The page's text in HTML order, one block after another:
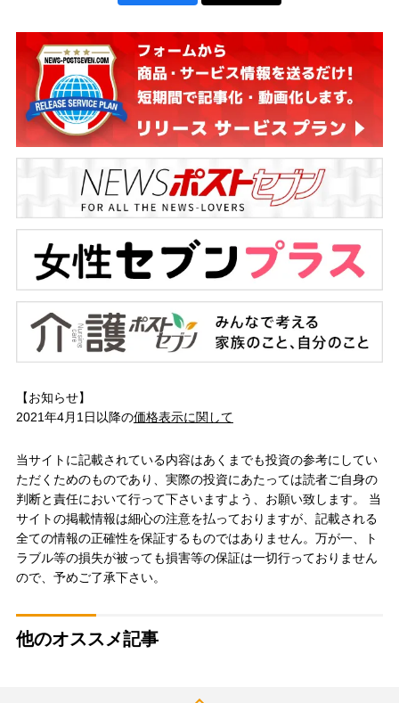
【お知らせ】
2021年4月1日以降の価格表示に関して
当サイトに記載されている内容はあくまでも投資の参考にしてい
ただくためのものであり、実際の投資にあたっては読者ご自身の
判断と責任において行って下さいますよう、お願い致します。 当
サイトの掲載情報は細心の注意を払っておりますが、記載される
全ての情報の正確性を保証するものではありません。万が一、ト
ラブル等の損失が被っても損害等の保証は一切行っておりません
ので、予めご了承下さい。
他のオススメ記事